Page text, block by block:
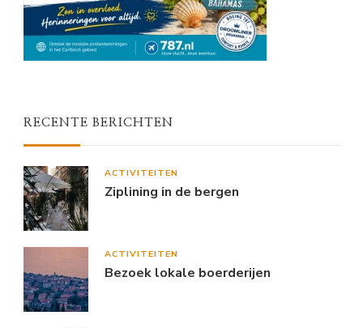
RECENTE BERICHTEN
ACTIVITEITEN
Ziplining in de bergen
ACTIVITEITEN
Bezoek lokale boerderijen